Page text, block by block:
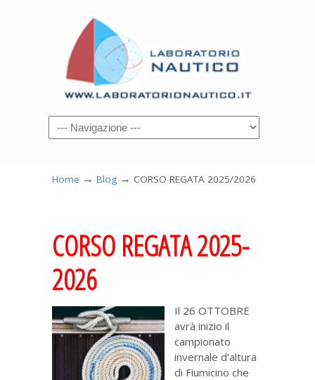
Home → Blog → CORSO REGATA 2025/2026
CORSO REGATA 2025-
2026
Il 26 OTTOBRE
avrà inizio il
campionato
invernale d’altura
di Fiumicino che